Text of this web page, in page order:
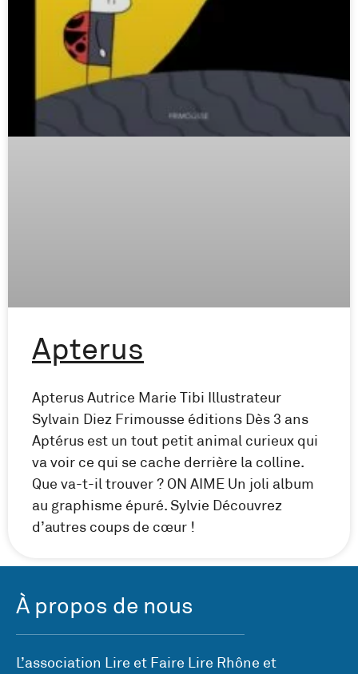
Apterus
Apterus Autrice Marie Tibi Illustrateur
Sylvain Diez Frimousse éditions Dès 3 ans
Aptérus est un tout petit animal curieux qui
va voir ce qui se cache derrière la colline.
Que va-t-il trouver ? ON AIME Un joli album
au graphisme épuré. Sylvie Découvrez
d’autres coups de cœur !
À propos de nous
L’association Lire et Faire Lire Rhône et